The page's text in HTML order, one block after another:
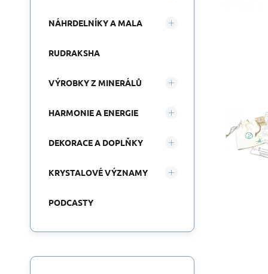
NÁHRDELNÍKY A MALA
RUDRAKSHA
VÝROBKY Z MINERÁLŮ
HARMONIE A ENERGIE
DEKORACE A DOPLŇKY
KRYSTALOVÉ VÝZNAMY
PODCASTY